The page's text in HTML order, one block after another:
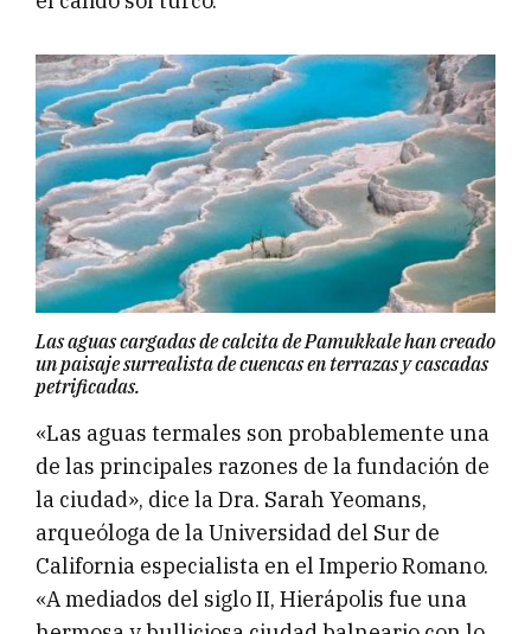
Las aguas cargadas de calcita de Pamukkale han creado
un paisaje surrealista de cuencas en terrazas y cascadas
petrificadas.
«Las aguas termales son probablemente una
de las principales razones de la fundación de
la ciudad», dice la Dra. Sarah Yeomans,
arqueóloga de la Universidad del Sur de
California especialista en el Imperio Romano.
«A mediados del siglo II, Hierápolis fue una